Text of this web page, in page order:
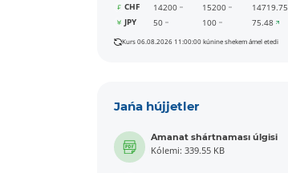
CHF
14200 15200
14719.75
JPY
50 100 75.48
Kurs 06.08.2026 11:00:00 kúnine shekem ámel etedi
Jańa hújjetler
Amanat shártnaması úlgisi
Kólemi: 339.55 KB